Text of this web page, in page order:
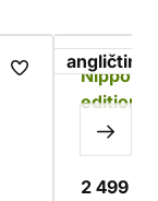
angličtina
Nippon
edition)
2 499 Kč